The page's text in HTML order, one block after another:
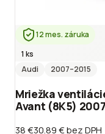
12 mes. záruka
1 ks
Audi
2007–2015
Mriežka
Avant (8K5)
38 €30.89 €bez DPH